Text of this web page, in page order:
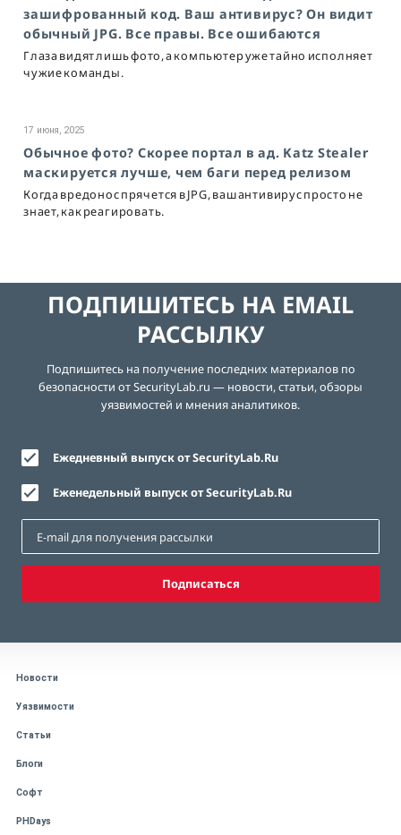
зашифрованный код. Ваш антивирус? Он видит
обычный JPG. Все правы. Все ошибаются
Глаза видят лишь фото, а компьютер уже тайно исполняет
чужие команды.
17 июня, 2025
Обычное фото? Скорее портал в ад. Katz Stealer
маскируется лучше, чем баги перед релизом
Когда вредонос прячется в JPG, ваш антивирус просто не
знает, как реагировать.
ПОДПИШИТЕСЬ НА EMAIL
РАССЫЛКУ
Подпишитесь на получение последних материалов по
безопасности от SecurityLab.ru — новости, статьи, обзоры
уязвимостей и мнения аналитиков.
Ежедневный выпуск от SecurityLab.Ru
Еженедельный выпуск от SecurityLab.Ru
Подписаться
Новости
Уязвимости
Статьи
Блоги
Софт
PHDays